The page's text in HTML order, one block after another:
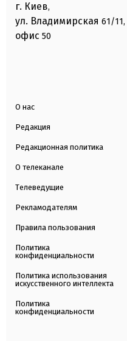
г. Киев,
ул. Владимирская 61/11,
офис 50
О нас
Редакция
Редакционная политика
О телеканале
Телеведущие
Рекламодателям
Правила пользования
Политика
конфиденциальности
Политика использования
искусственного интеллекта
Политика
конфиденциальности